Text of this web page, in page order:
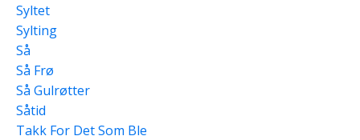
Syltet
Sylting
Så
Så Frø
Så Gulrøtter
Såtid
Takk For Det Som Ble